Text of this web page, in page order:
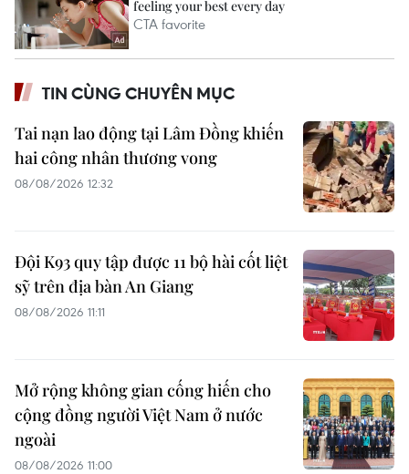
TIN CÙNG CHUYÊN MỤC
Tai nạn lao động tại Lâm Đồng khiến
hai công nhân thương vong
08/08/2026 12:32
Đội K93 quy tập được 11 bộ hài cốt liệt
sỹ trên địa bàn An Giang
08/08/2026 11:11
Mở rộng không gian cống hiến cho
cộng đồng người Việt Nam ở nước
ngoài
08/08/2026 11:00